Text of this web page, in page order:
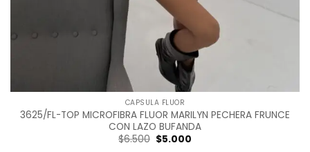
CAPSULA FLUOR
3625/FL-TOP MICROFIBRA FLUOR MARILYN PECHERA FRUNCE
CON LAZO BUFANDA
$6.500 Original
$5.000